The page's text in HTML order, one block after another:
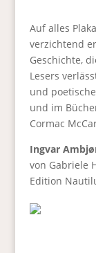
Auf alles
verzichtend
Geschichte,
Lesers
und
und im
Cormac
Ingvar
von Gabriele
Edition